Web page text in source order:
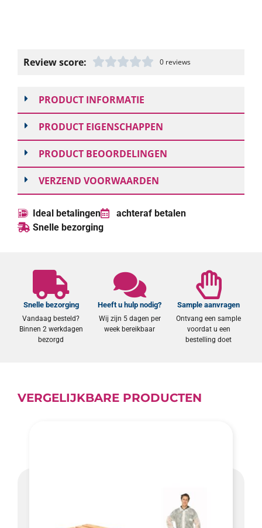
Review score: 0 reviews
PRODUCT INFORMATIE
PRODUCT EIGENSCHAPPEN
PRODUCT BEOORDELINGEN
VERZEND VOORWAARDEN
Ideal betalingen
achteraf betalen
Snelle bezorging
Snelle bezorging
Vandaag besteld?
Binnen 2 werkdagen
bezorgd
Heeft u hulp nodig?
Wij zijn 5 dagen per
week bereikbaar
Sample aanvragen
Ontvang een sample
voordat u een
bestelling doet
VERGELIJKBARE PRODUCTEN